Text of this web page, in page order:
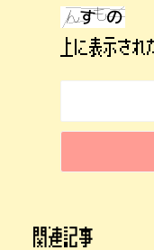
上に表示さ
関連記事